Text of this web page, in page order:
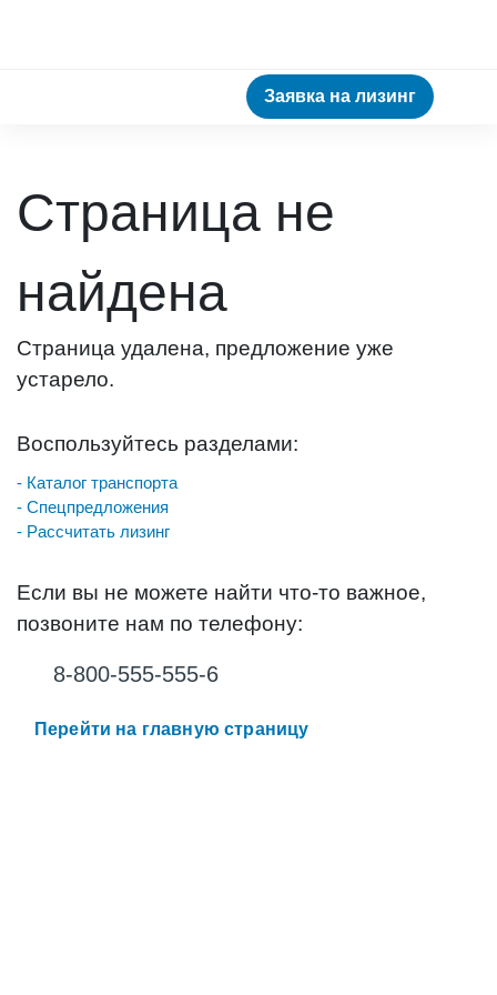
Заявка на лизинг
Страница не
найдена
Страница удалена, предложение уже
устарело.
Воспользуйтесь разделами:
- Каталог транспорта
- Спецпредложения
- Рассчитать лизинг
Если вы не можете найти что-то важное,
позвоните нам по телефону:
8-800-555-555-6
Перейти на главную страницу